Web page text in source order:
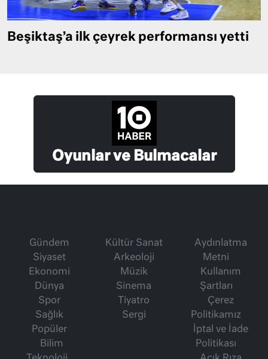
Beşiktaş’a ilk çeyrek performansı yetti
Oyunlar ve Bulmacalar
Gündem
Siyaset
Ekonomi
Dünya
Spor
Sağlık
Popüler
Bilim
Kültür Sanat
Arkeoloji
Müzik
Sinema
Tiyatro
Sergi
Aydınlatma
Metni
Kullanım
Şartları
Çerez
Politikamız
İptal ve İade
Politikası